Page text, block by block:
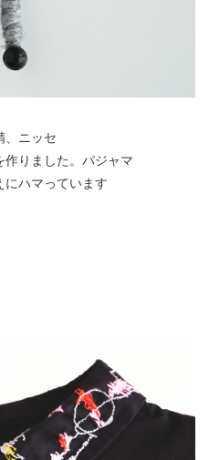
、ニッセ
作りました。パジャマ
にハマっています